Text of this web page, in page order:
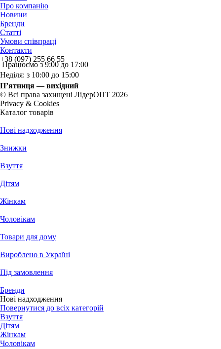
Про компанію
Новини
Бренди
Статті
Умови співпраці
Контакти
+38 (097) 255 66 55
Працюємо з 9:00 до 17:00
Неділя: з 10:00 до 15:00
П’ятниця — вихідний
© Всі права захищені ЛідерОПТ 2026
Privacy & Cookies
Каталог товарів
Нові надходження
Знижки
Взуття
Дітям
Жінкам
Чоловікам
Товари для дому
Вироблено в Україні
Під замовлення
Бренди
Нові надходження
Повернутися до всіх категорій
Взуття
Дітям
Жінкам
Чоловікам